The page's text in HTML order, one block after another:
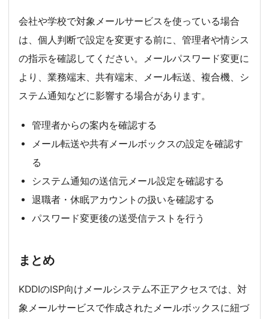
会社や学校で対象メールサービスを使っている場合
は、個人判断で設定を変更する前に、管理者や情シス
の指示を確認してください。メールパスワード変更に
より、業務端末、共有端末、メール転送、複合機、シ
ステム通知などに影響する場合があります。
管理者からの案内を確認する
メール転送や共有メールボックスの設定を確認す
る
システム通知の送信元メール設定を確認する
退職者・休眠アカウントの扱いを確認する
パスワード変更後の送受信テストを行う
まとめ
KDDIのISP向けメールシステム不正アクセスでは、対
象メールサービスで作成されたメールボックスに紐づ